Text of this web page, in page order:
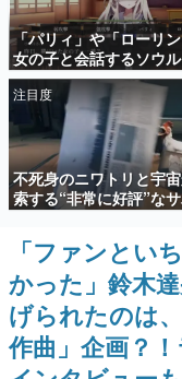
アプリセール情報
インタビュー
連載・特
殿堂入
SNS拡散
ど。多く
事をまと
ゲー
名作ゲー
聞きし、
きます。
赫本
この物語
の形をし
「パリィ」や「ローリ
女の子と会話するソウ
恋愛ゲーム『小早川さ
ルライク』無料公開。
敗すると「YOU DIED」
注目度
不死身のニワトリと宇
索する“非常に好評”な
ルゲーム『Breathedge
料で配布中。入手でき
月10日まで
「ファンとい
かった」鈴木
げられたのは
作曲」企画？